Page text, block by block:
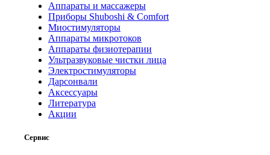
Аппараты и массажеры
Приборы Shuboshi & Comfort
Миостимуляторы
Аппараты микротоков
Аппараты физиотерапии
Ультразвуковые чистки лица
Электростимуляторы
Дарсонвали
Аксессуары
Литература
Акции
Сервис